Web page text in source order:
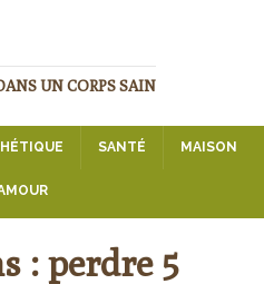
UN CORPS SAIN
SANTÉ MAISON
: perdre 5